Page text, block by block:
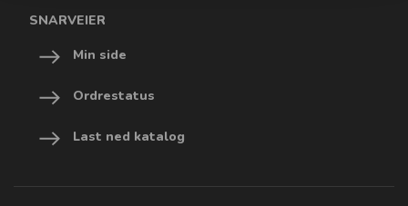
SNARVEIER
Min side
Ordrestatus
Last ned katalog